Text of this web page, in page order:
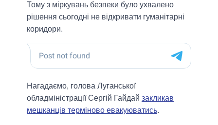
Тому з міркувань безпеки було ухвалено
рішення сьогодні не відкривати гуманітарні
коридори.
Нагадаємо, голова Луганської
обладміністрації Сергій Гайдай закликав
мешканців терміново евакуюватись.